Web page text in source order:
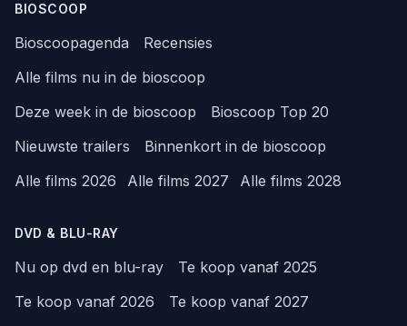
BIOSCOOP
Bioscoopagenda
Recensies
Alle films nu in de bioscoop
Deze week in de bioscoop
Bioscoop Top 20
Nieuwste trailers
Binnenkort in de bioscoop
Alle films 2026
Alle films 2027 Alle films 2028
DVD & BLU-RAY
Nu op dvd en blu-ray
Te koop vanaf 2025
Te koop vanaf 2026
Te koop vanaf 2027